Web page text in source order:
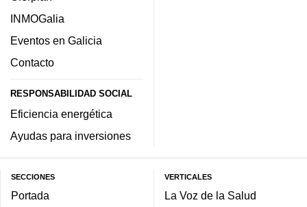
INMOGalia
Eventos en Galicia
Contacto
RESPONSABILIDAD SOCIAL
Eficiencia energética
Ayudas para inversiones
SECCIONES
Portada
VERTICALES
La Voz de la Salud